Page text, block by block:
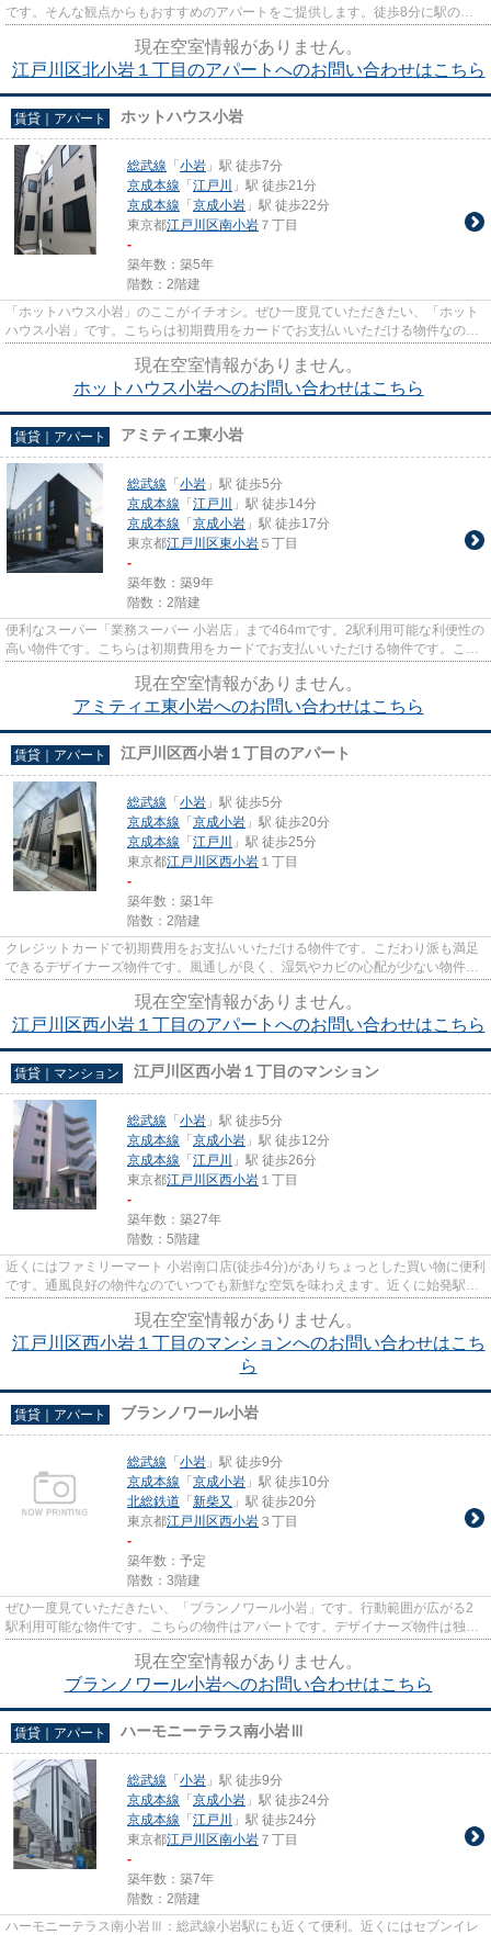
です。そんな観点からもおすすめのアパートをご提供します。徒歩8分に駅のあ
現在空室情報がありません。
江戸川区北小岩１丁目のアパートへのお問い合わせはこちら
賃貸｜アパート ホットハウス小岩
総武線 「 小岩 」駅 徒歩7分
京成本線 「 江戸川
」駅 徒歩21分
京成本線 「 京成小岩 」駅 徒歩22分
東京都江戸川区南小岩 ７丁目
-
築年数：築5年
階数：2階建
「ホットハウス小岩」のここがイチオシ。ぜひ一度見ていただきたい、「ホット
ハウス小岩」です。こちらは初期費用をカードでお支払いいただける物件なの
現在空室情報がありません。
ホットハウス小岩へのお問い合わせはこちら
賃貸｜アパート アミティエ東小岩
総武線 「 小岩 」駅 徒歩5分
京成本線 「 江戸川
」駅 徒歩14分
京成本線 「 京成小岩 」駅 徒歩17分
東京都江戸川区東小岩 ５丁目
-
築年数：築9年
階数：2階建
便利なスーパー「業務スーパー 小岩店」まで464mです。2駅利用可能な利便性の
高い物件です。こちらは初期費用をカードでお支払いいただける物件です。この
現在空室情報がありません。
アミティエ東小岩へのお問い合わせはこちら
賃貸｜アパート 江戸川区西小岩１丁目のアパート
総武線 「 小岩 」駅 徒歩5分
京成本線 「 京成小岩 」駅 徒歩20分
京成本線 「 江戸川
」駅 徒歩25分
東京都江戸川区西小岩 １丁目
-
築年数：築1年
階数：2階建
クレジットカードで初期費用をお支払いいただける物件です。こだわり派も満足
できるデザイナーズ物件です。風通しが良く、湿気やカビの心配が少ない物件で
現在空室情報がありません。
江戸川区西小岩１丁目のアパートへのお問い合わせはこちら
賃貸｜マンション 江戸川区西小岩１丁目のマンション
総武線 「 小岩 」駅 徒歩5分
京成本線 「 京成小岩 」駅 徒歩12分
京成本線 「 江戸川
」駅 徒歩26分
東京都江戸川区西小岩 １丁目
-
築年数：築27年
階数：5階建
近くにはファミリーマート 小岩南口店(徒歩4分)がありちょっとした買い物に便利
です。通風良好の物件なのでいつでも新鮮な空気を味わえます。近くに始発駅が
現在空室情報がありません。
江戸川区西小岩１丁目のマンションへのお問い合わせはこち
ら
賃貸｜アパート ブランノワール小岩
総武線 「 小岩 」駅 徒歩9分
京成本線 「 京成小岩 」駅 徒歩10分
北総鉄道 「 新柴又 」駅 徒歩20分
東京都江戸川区西小岩 ３丁目
-
築年数：予定
階数：3階建
ぜひ一度見ていただきたい、「ブランノワール小岩」です。行動範囲が広がる2
駅利用可能な物件です。こちらの物件はアパートです。デザイナーズ物件は独創
現在空室情報がありません。
ブランノワール小岩へのお問い合わせはこちら
賃貸｜アパート ハーモニーテラス南小岩Ⅲ
総武線 「 小岩 」駅 徒歩9分
京成本線 「 京成小岩 」駅 徒歩24分
京成本線 「 江戸川
」駅 徒歩24分
東京都江戸川区南小岩 ７丁目
-
築年数：築7年
階数：2階建
ハーモニーテラス南小岩Ⅲ：総武線小岩駅にも近くて便利。近くにはセブンイレ